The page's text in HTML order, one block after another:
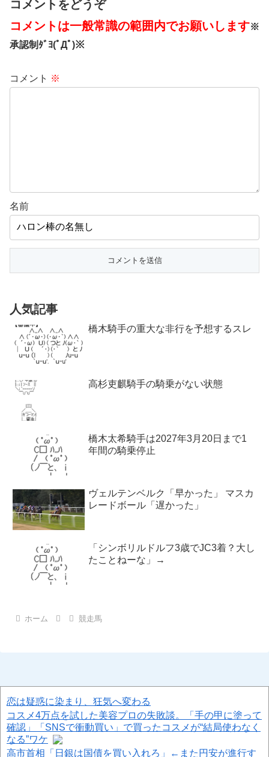
コメントをどうぞ
コメントは一般常識の範囲内でお願いします※
承認制ﾀﾞﾖ(ﾟДﾟ)※
コメント ※
名前
人気記事
橋木騎手の重大な非行を予想するスレ
高杉吏麒騎手の騎乗がない状態
橋木太希騎手は2027年3月20日まで1
年間の騎乗停止
ヴェルテンベルク「早かった」 マスカ
レードボール「遅かった」
「シンボリルドルフ3歳でJC3着？大し
たことねーな」→
ホーム 競走馬
恋は疑惑に染まり、狂気へ変わる
コスメ4万点を試した美容プロの失敗談。「手の甲に塗って
確認」「SNSで衝動買い」で買ったコスメが“結局使わなく
なる”ワケ
高市首相「日銀は国債を買い入れろ」←また円安が進行す